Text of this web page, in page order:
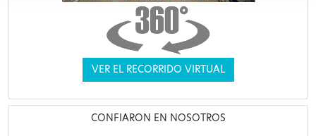
VER EL RECORRIDO VIRTUAL
CONFIARON EN NOSOTROS